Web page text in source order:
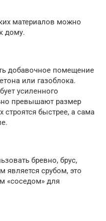
материалов можно
дому.
добавочное помещение
или газоблока.
усиленного
превышают размер
строятся быстрее, а сама
бревно, брус,
является срубом, это
«соседом» для